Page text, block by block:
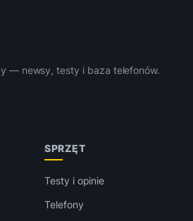
— newsy, testy i baza telefonów.
SPRZĘT
Testy i opinie
Telefony